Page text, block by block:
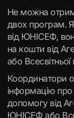
Не можна
двох програм.
від ЮНІСЕФ,
на кошти від
або
Координатори
інформацію
допомогу від
ЮНІСЕФ або